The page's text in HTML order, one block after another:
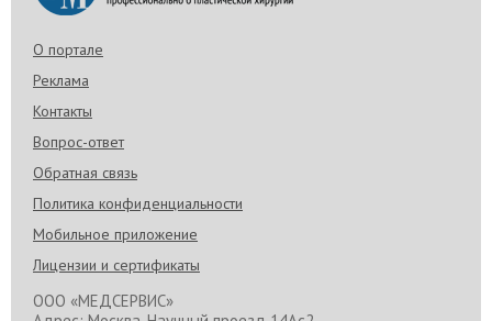
О портале
Реклама
Контакты
Вопрос-ответ
Обратная связь
Политика конфиденциальности
Мобильное приложение
Лицензии и сертификаты
ООО «МЕДСЕРВИС»